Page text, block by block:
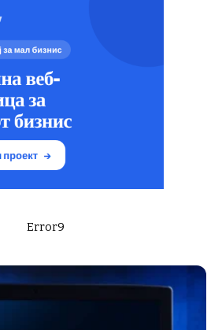
Error9